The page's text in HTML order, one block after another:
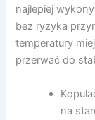
najlepiej
bez ryzyka
temperatury
przerwać do
na